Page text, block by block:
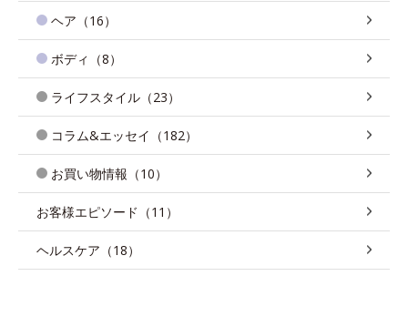
ヘア（16）
ボディ（8）
ライフスタイル（23）
コラム&エッセイ（182）
お買い物情報（10）
お客様エピソード（11）
ヘルスケア（18）